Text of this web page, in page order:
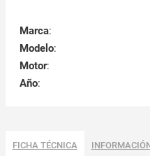
Marca:
Modelo:
Motor:
Año:
FICHA TÉCNICA